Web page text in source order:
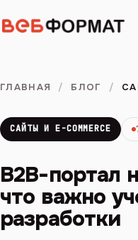
ГЛАВНАЯ / БЛОГ /
САЙТЫ И E-COMMERCE
B2B-портал
что важно
разработки